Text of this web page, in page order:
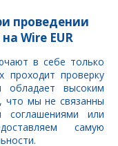
проведении
Wire EUR
в себе только
проверку
обладает высоким
что мы не связанны
или
самую